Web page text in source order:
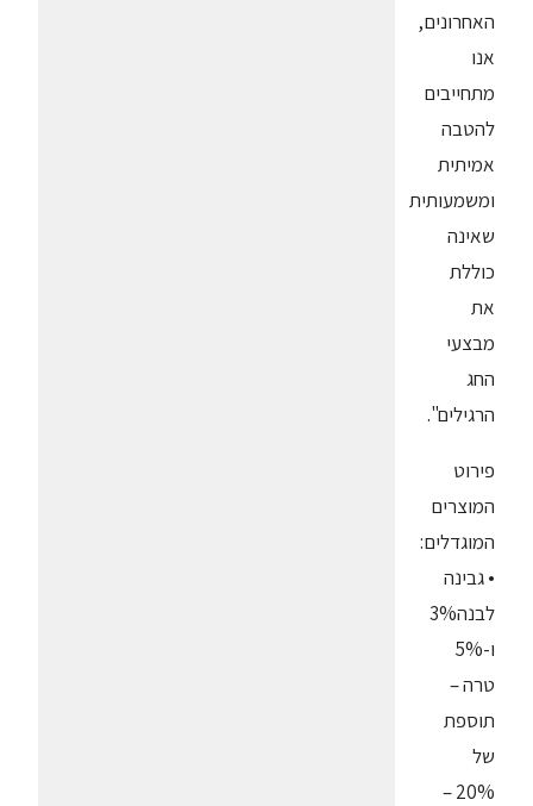
האחרונים,
אנו
מתחייבים
להטבה
אמיתית
ומשמעותית
שאינה
כוללת
את
מבצעי
החג
הרגילים".
פירוט
המוצרים
המוגדלים:
• גבינה
לבנה3%
ו-5%
טרה –
תוספת
של
20% –